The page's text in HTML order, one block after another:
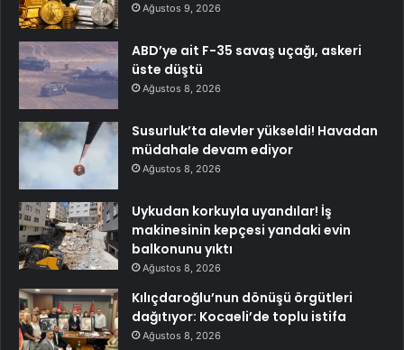
Ağustos 9, 2026
ABD’ye ait F-35 savaş uçağı, askeri
üste düştü
Ağustos 8, 2026
Susurluk’ta alevler yükseldi! Havadan
müdahale devam ediyor
Ağustos 8, 2026
Uykudan korkuyla uyandılar! İş
makinesinin kepçesi yandaki evin
balkonunu yıktı
Ağustos 8, 2026
Kılıçdaroğlu’nun dönüşü örgütleri
dağıtıyor: Kocaeli’de toplu istifa
Ağustos 8, 2026